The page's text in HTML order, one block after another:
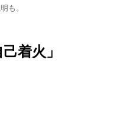
も。
着火」